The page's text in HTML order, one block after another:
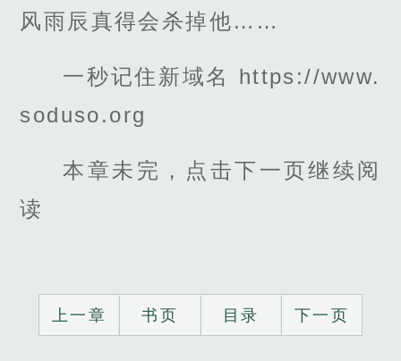
风雨辰真得会杀掉他……
一秒记住新域名 https://www.
soduso.org
本章未完，点击下一页继续阅
读
上一章 书页 目录 下一页